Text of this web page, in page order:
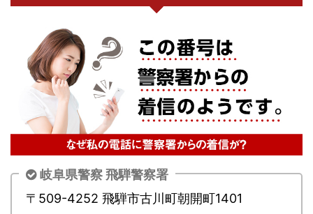
岐阜県警察 飛騨警察署
〒509-4252 飛騨市古川町朝開町1401